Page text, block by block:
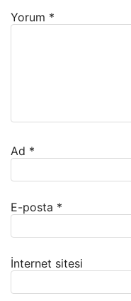
Yorum *
Ad *
E-posta *
İnternet sitesi